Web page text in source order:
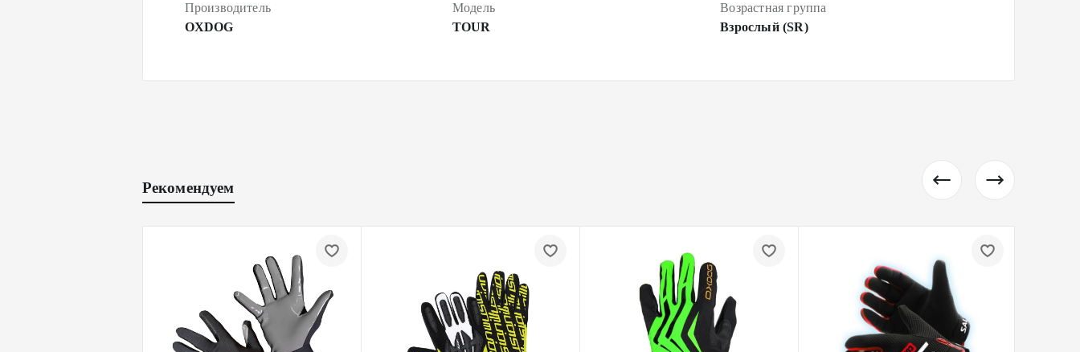
Производитель
OXDOG
Модель
TOUR
Возрастная группа
Взрослый (SR)
Рекомендуем